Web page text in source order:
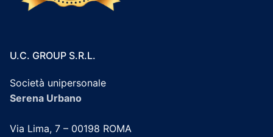
U.C. GROUP S.R.L.
Società unipersonale
Serena Urbano
Via Lima, 7 – 00198 ROMA